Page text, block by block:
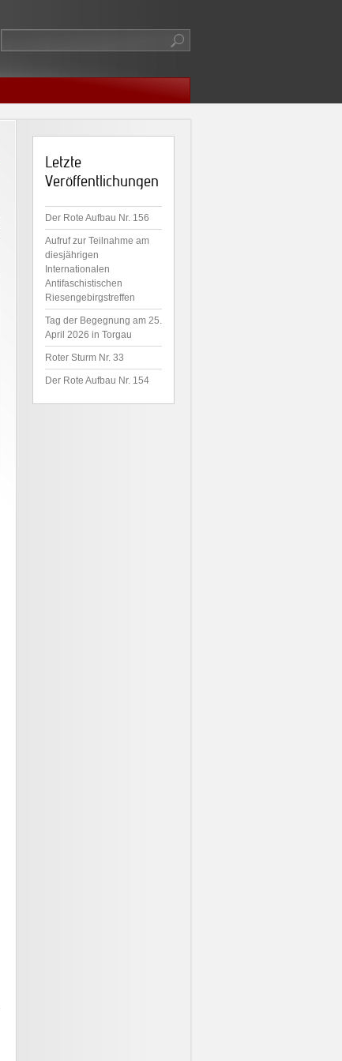
Letzte
Veröffentlichungen
Der Rote Aufbau Nr. 156
Aufruf zur Teilnahme am
diesjährigen
Internationalen
Antifaschistischen
Riesengebirgstreffen
Tag der Begegnung am 25.
April 2026 in Torgau
Roter Sturm Nr. 33
Der Rote Aufbau Nr. 154